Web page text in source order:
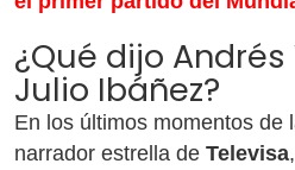
¿Qué dijo
Julio Ibáñez?
En los últimos momentos de
narrador estrella de Televisa